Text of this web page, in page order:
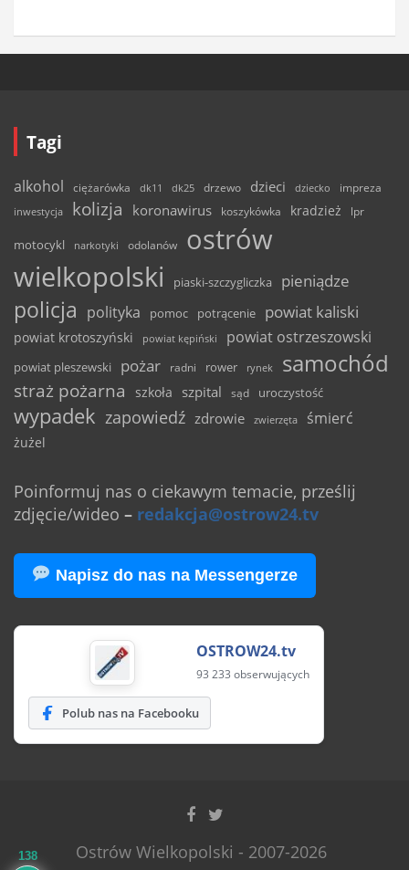
Tagi
alkohol ciężarówka dk11 dk25 drzewo dzieci dziecko
impreza
inwestycja
kolizja koronawirus koszykówka kradzież lpr
motocykl narkotyki odolanów
ostrów
wielkopolski
piaski-szczygliczka pieniądze
policja polityka pomoc potrącenie powiat kaliski
powiat krotoszyński powiat kępiński powiat ostrzeszowski
powiat pleszewski pożar radni rower rynek samochód
straż pożarna szkoła szpital sąd uroczystość
wypadek zapowiedź zdrowie zwierzęta śmierć
żużel
Poinformuj nas o ciekawym temacie, prześlij
zdjęcie/wideo – redakcja@ostrow24.tv
Napisz do nas na Messengerze
OSTROW24.tv
93 233 obserwujących
Polub nas na Facebooku
Ostrów Wielkopolski - 2007-2026
138